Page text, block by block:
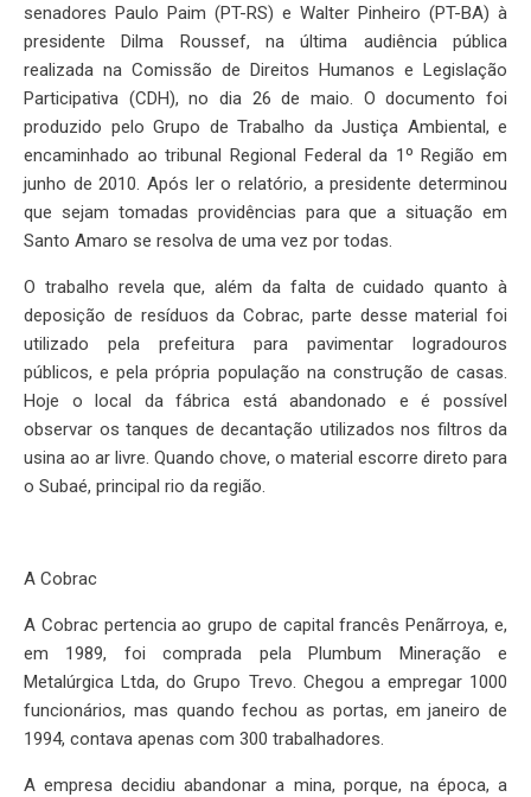
senadores Paulo Paim (PT-RS) e Walter Pinheiro (PT-BA) à
presidente Dilma Roussef, na última audiência pública
realizada na Comissão de Direitos Humanos e Legislação
Participativa (CDH), no dia 26 de maio. O documento foi
produzido pelo Grupo de Trabalho da Justiça Ambiental, e
encaminhado ao tribunal Regional Federal da 1º Região em
junho de 2010. Após ler o relatório, a presidente determinou
que sejam tomadas providências para que a situação em
Santo Amaro se resolva de uma vez por todas.
O trabalho revela que, além da falta de cuidado quanto à
deposição de resíduos da Cobrac, parte desse material foi
utilizado pela prefeitura para pavimentar logradouros
públicos, e pela própria população na construção de casas.
Hoje o local da fábrica está abandonado e é possível
observar os tanques de decantação utilizados nos filtros da
usina ao ar livre. Quando chove, o material escorre direto para
o Subaé, principal rio da região.
A Cobrac
A Cobrac pertencia ao grupo de capital francês Penãrroya, e,
em 1989, foi comprada pela Plumbum Mineração e
Metalúrgica Ltda, do Grupo Trevo. Chegou a empregar 1000
funcionários, mas quando fechou as portas, em janeiro de
1994, contava apenas com 300 trabalhadores.
A empresa decidiu abandonar a mina, porque, na época, a